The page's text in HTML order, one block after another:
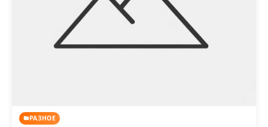
РАЗНОЕ